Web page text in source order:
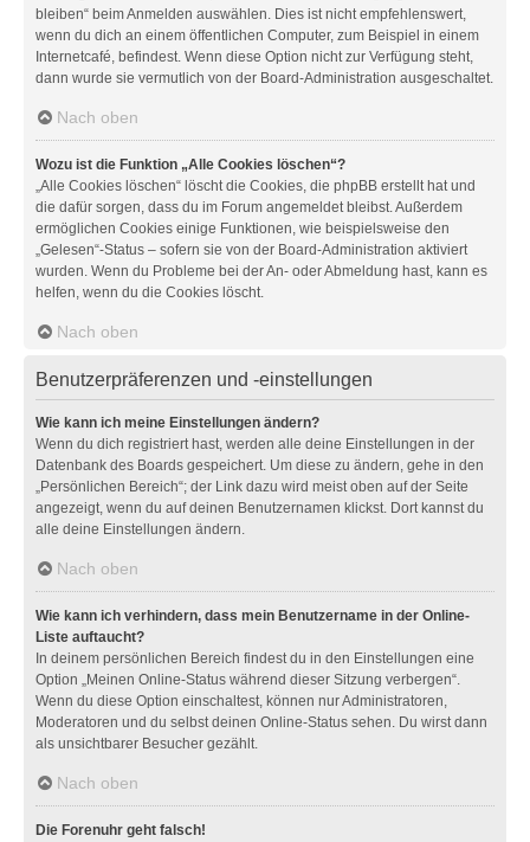
bleiben“ beim Anmelden auswählen. Dies ist nicht empfehlenswert,
wenn du dich an einem öffentlichen Computer, zum Beispiel in einem
Internetcafé, befindest. Wenn diese Option nicht zur Verfügung steht,
dann wurde sie vermutlich von der Board-Administration ausgeschaltet.
Nach oben
Wozu ist die Funktion „Alle Cookies löschen“?
„Alle Cookies löschen“ löscht die Cookies, die phpBB erstellt hat und
die dafür sorgen, dass du im Forum angemeldet bleibst. Außerdem
ermöglichen Cookies einige Funktionen, wie beispielsweise den
„Gelesen“-Status – sofern sie von der Board-Administration aktiviert
wurden. Wenn du Probleme bei der An- oder Abmeldung hast, kann es
helfen, wenn du die Cookies löscht.
Nach oben
Benutzerpräferenzen und -einstellungen
Wie kann ich meine Einstellungen ändern?
Wenn du dich registriert hast, werden alle deine Einstellungen in der
Datenbank des Boards gespeichert. Um diese zu ändern, gehe in den
„Persönlichen Bereich“; der Link dazu wird meist oben auf der Seite
angezeigt, wenn du auf deinen Benutzernamen klickst. Dort kannst du
alle deine Einstellungen ändern.
Nach oben
Wie kann ich verhindern, dass mein Benutzername in der Online-
Liste auftaucht?
In deinem persönlichen Bereich findest du in den Einstellungen eine
Option „Meinen Online-Status während dieser Sitzung verbergen“.
Wenn du diese Option einschaltest, können nur Administratoren,
Moderatoren und du selbst deinen Online-Status sehen. Du wirst dann
als unsichtbarer Besucher gezählt.
Nach oben
Die Forenuhr geht falsch!